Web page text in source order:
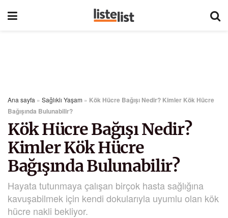
Ana sayfa » Sağlıklı Yaşam » Kök Hücre Bağışı Nedir? Kimler Kök Hücre
Bağışında Bulunabilir?
Kök Hücre Bağışı Nedir?
Kimler Kök Hücre
Bağışında Bulunabilir?
Hayata tutunmaya çalışan birçok hasta sağlığına
kavuşabilmek için kendi dokularıyla uyumlu olan kök
hücre nakli bekliyor.